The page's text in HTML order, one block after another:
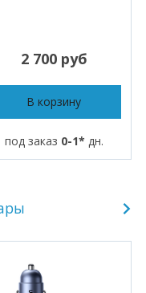
2 700 руб
В корзину
под заказ 0-1* дн.